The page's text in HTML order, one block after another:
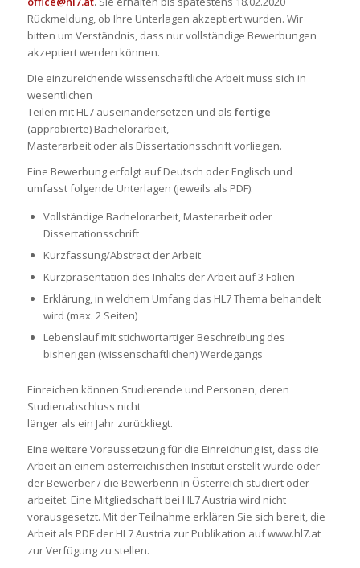
Rückmeldung, ob Ihre Unterlagen akzeptiert wurden. Wir
bitten um Verständnis, dass nur vollständige Bewerbungen
akzeptiert werden können.
Die einzureichende wissenschaftliche Arbeit muss sich in
wesentlichen
Teilen mit HL7 auseinandersetzen und als fertige
(approbierte) Bachelorarbeit,
Masterarbeit oder als Dissertationsschrift vorliegen.
Eine Bewerbung erfolgt auf Deutsch oder Englisch und
umfasst folgende Unterlagen (jeweils als PDF):
Vollständige Bachelorarbeit, Masterarbeit oder
Dissertationsschrift
Kurzfassung/Abstract der Arbeit
Kurzpräsentation des Inhalts der Arbeit auf 3 Folien
Erklärung, in welchem Umfang das HL7 Thema behandelt
wird (max. 2 Seiten)
Lebenslauf mit stichwortartiger Beschreibung des
bisherigen (wissenschaftlichen) Werdegangs
Einreichen können Studierende und Personen, deren
Studienabschluss nicht
länger als ein Jahr zurückliegt.
Eine weitere Voraussetzung für die Einreichung ist, dass die
Arbeit an einem österreichischen Institut erstellt wurde oder
der Bewerber / die Bewerberin in Österreich studiert oder
arbeitet. Eine Mitgliedschaft bei HL7 Austria wird nicht
vorausgesetzt. Mit der Teilnahme erklären Sie sich bereit, die
Arbeit als PDF der HL7 Austria zur Publikation auf www.hl7.at
zur Verfügung zu stellen.